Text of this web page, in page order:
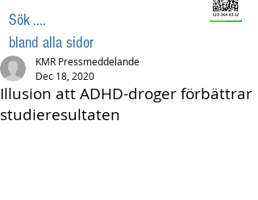
Sök ....
bland alla sidor
Illusion att ADHD-droger förbättrar
studieresultaten
KMR Pressmeddelande
Dec 18, 2020